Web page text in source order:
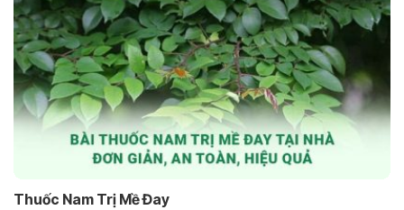
Thuốc Nam Trị Mề Đay